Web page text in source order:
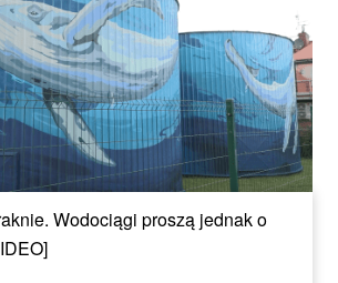
Wodociągi proszą jednak o